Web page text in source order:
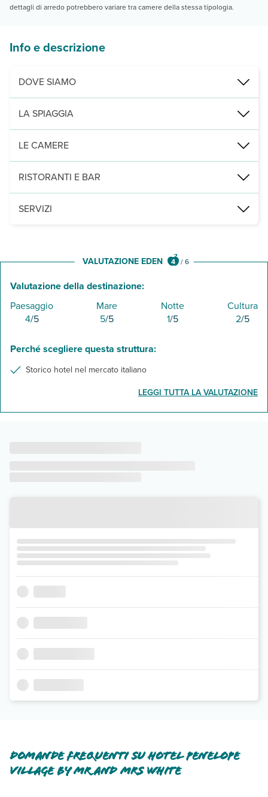
dettagli di arredo potrebbero variare tra camere della stessa tipologia.
Info e descrizione
DOVE SIAMO
Kalo Livadi, a 250 m dalla spiaggia omonima, 9 km da Mykonos
LA SPIAGGIA
a 250 m, di sabbia e attrezzata con lettini e ombrelloni a
LE CAMERE
74 camere comfort (25-28 m ) con servizi privati,
RISTORANTI E BAR
un ristorante e un bar presso la piscina.
SERVIZI
VALUTAZIONE EDEN 4 /6
Valutazione della destinazione:
Paesaggio
4/5
Mare
5/5
Notte
1/5
Cultura
2/5
Perché scegliere questa struttura:
Storico hotel nel mercato italiano
LEGGI TUTTA LA VALUTAZIONE
Domande frequenti su Hotel Penelope
Village By Mr And Mrs White